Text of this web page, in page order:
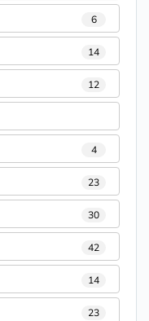
6
14
12
4
23
30
42
14
23